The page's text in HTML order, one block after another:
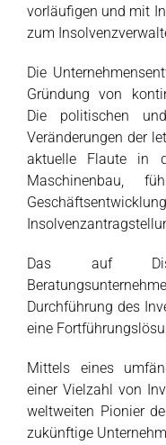
vorläufigen und mit
zum
Die
Gründung von
Die politischen
Veränderungen der
aktuelle Flaute in
Maschinenbau,
Das auf
Durchführung des
eine
Mittels eines
einer Vielzahl von
weltweiten Pionier
zukünftige